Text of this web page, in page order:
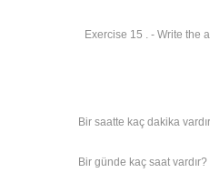
Exercise 15 . - Write the
Bir saatte kaç dakika
Bir günde kaç saat vardır?